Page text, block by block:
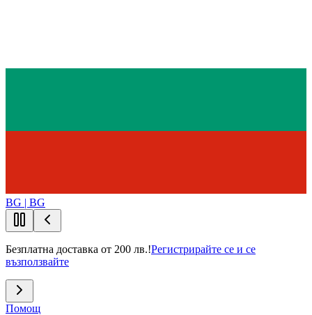
BG | BG
Безплатна доставка от 200 лв.!Регистрирайте се и се
възползвайте
Помощ